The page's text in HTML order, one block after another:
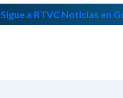
Sigue a RTVC Noticias en